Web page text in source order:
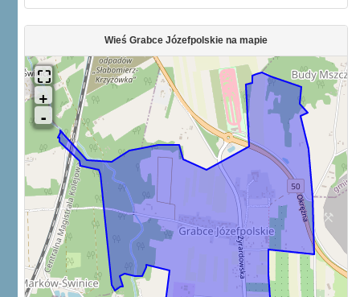
Wieś Grabce Józefpolskie na mapie